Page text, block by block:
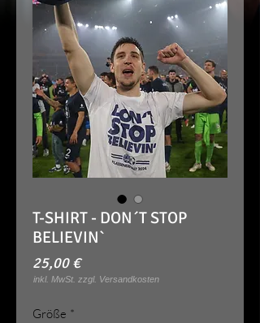
T-SHIRT - DON´T STOP
BELIEVIN`
25,00 €Preis
Größe *